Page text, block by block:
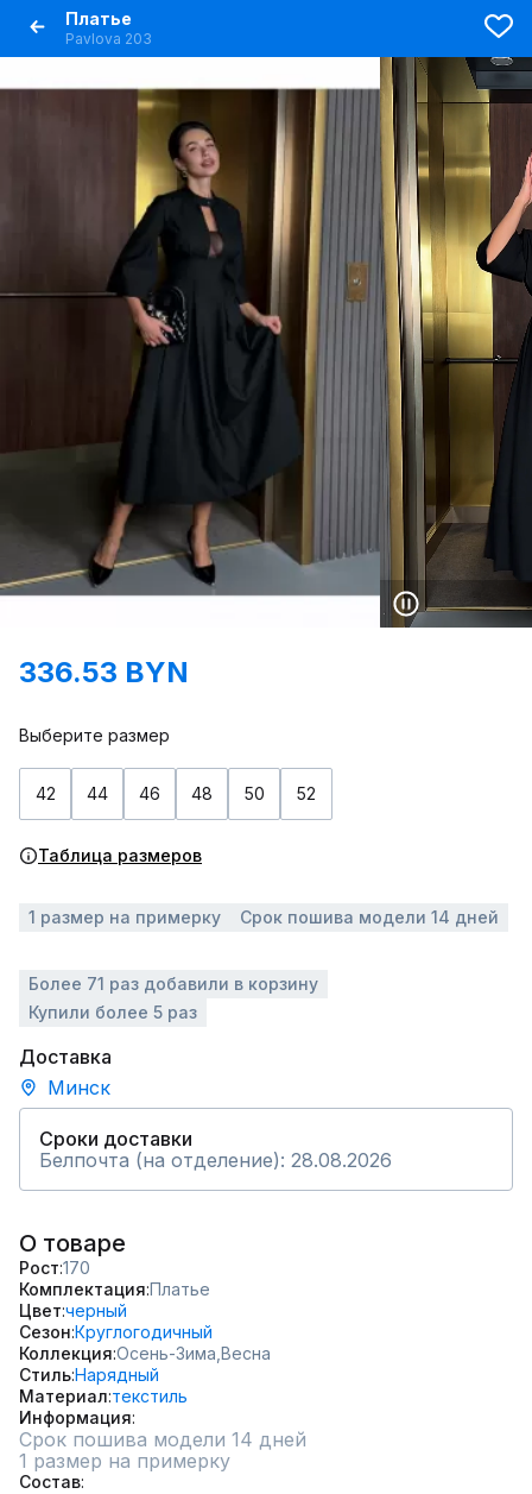
Платье
Pavlova 203
336.53 BYN
Выберите размер
42 44 46 48 50 52
Таблица размеров
1 размер на примерку Срок пошива модели 14 дней
Более 71 раз добавили в корзину
Купили более 5 раз
Доставка
Минск
Сроки доставки
Белпочта (на отделение): 28.08.2026
О товаре
Рост 170
Комплектация Платье
Цвет черный
Сезон Круглогодичный
Коллекция Осень-Зима, Весна
СтильНарядный
Материал текстиль
Информация
Срок пошива модели 14 дней
1 размер на примерку
Состав